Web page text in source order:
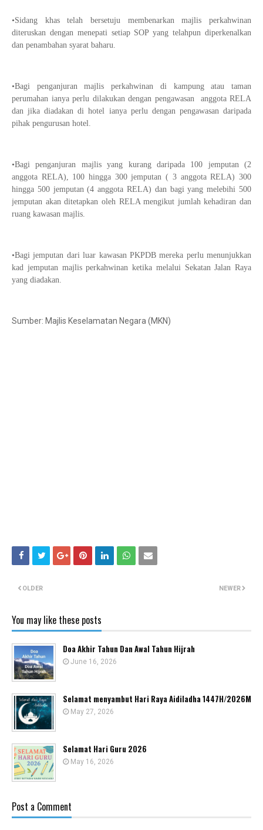
•Sidang khas telah bersetuju membenarkan majlis perkahwinan
diteruskan dengan menepati setiap SOP yang telahpun diperkenalkan
dan penambahan syarat baharu.
•Bagi penganjuran majlis perkahwinan di kampung atau taman
perumahan ianya perlu dilakukan dengan pengawasan anggota RELA
dan jika diadakan di hotel ianya perlu dengan pengawasan daripada
pihak pengurusan hotel.
•Bagi penganjuran majlis yang kurang daripada 100 jemputan (2
anggota RELA), 100 hingga 300 jemputan ( 3 anggota RELA) 300
hingga 500 jemputan (4 anggota RELA) dan bagi yang melebihi 500
jemputan akan ditetapkan oleh RELA mengikut jumlah kehadiran dan
ruang kawasan majlis.
•Bagi jemputan dari luar kawasan PKPDB mereka perlu menunjukkan
kad jemputan majlis perkahwinan ketika melalui Sekatan Jalan Raya
yang diadakan.
Sumber: Majlis Keselamatan Negara (MKN)
NEWER
OLDER
You may like these posts
Doa Akhir Tahun Dan Awal Tahun Hijrah
June 16, 2026
Selamat menyambut Hari Raya Aidiladha 1447H/2026M
May 27, 2026
Selamat Hari Guru 2026
May 16, 2026
Post a Comment